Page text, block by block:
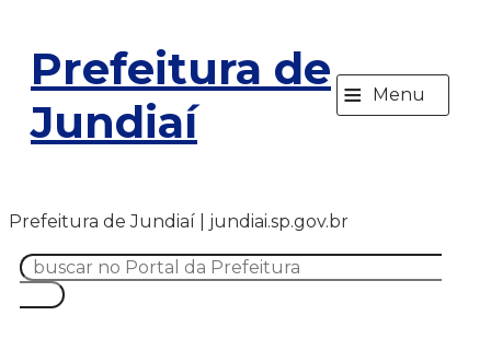
Prefeitura de
Jundiaí
≡ Menu
Prefeitura de Jundiaí | jundiai.sp.gov.br